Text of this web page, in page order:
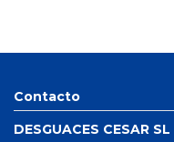
Contacto
DESGUACES CESAR SL